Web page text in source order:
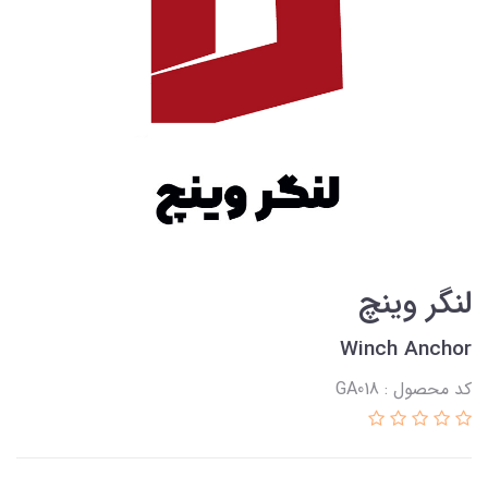
لنگر وینچ
Winch Anchor
کد محصول : GA018